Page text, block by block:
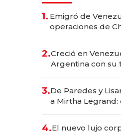
1. Emigró de
operaciones de
2.Creció en
Argentina con su
las marcas "fast
3.De Paredes y
a Mirtha Legrand:
4.El nuevo lujo